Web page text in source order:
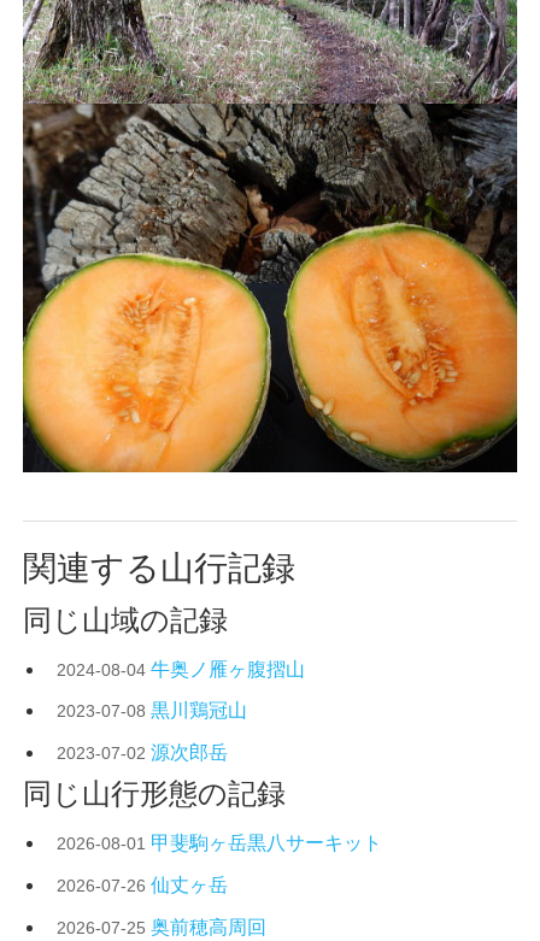
関連する山行記録
同じ山域の記録
2024-08-04 牛奥ノ雁ヶ腹摺山
2023-07-08 黒川鶏冠山
2023-07-02 源次郎岳
同じ山行形態の記録
2026-08-01 甲斐駒ヶ岳黒八サーキット
2026-07-26 仙丈ヶ岳
2026-07-25 奥前穂高周回